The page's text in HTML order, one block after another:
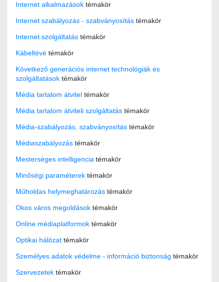
Internet alkalmazások témakör
Internet szabályozás - szabványosítás témakör
Internet szolgáltatás témakör
Kábeltévé témakör
Következő generációs internet technológiák és
szolgáltatások témakör
Média tartalom átvitel témakör
Média tartalom átviteli szolgáltatás témakör
Média-szabályozás, szabványosítás témakör
Médiaszabályozás témakör
Mesterséges intelligencia témakör
Minőségi paraméterek témakör
Műholdas helymeghatározás témakör
Okos város megoldások témakör
Online médiaplatformok témakör
Optikai hálózat témakör
Személyes adatok védelme - információ biztonság témakör
Szervezetek témakör